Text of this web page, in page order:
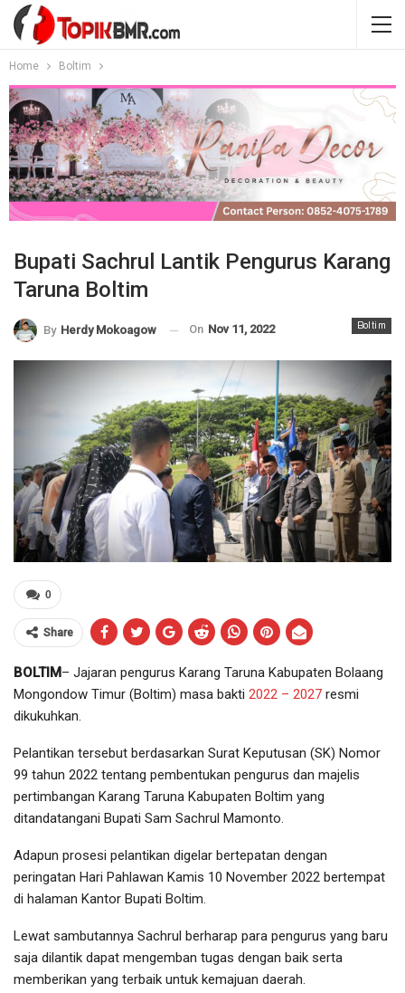
Home Boltim
Bupati Sachrul Lantik Pengurus Karang
Taruna Boltim
Boltim
By Herdy Mokoagow On Nov 11, 2022
0
Share
BOLTIM– Jajaran pengurus Karang Taruna Kabupaten Bolaang
Mongondow Timur (Boltim) masa bakti 2022 – 2027 resmi
dikukuhkan.
Pelantikan tersebut berdasarkan Surat Keputusan (SK) Nomor
99 tahun 2022 tentang pembentukan pengurus dan majelis
pertimbangan Karang Taruna Kabupaten Boltim yang
ditandatangani Bupati Sam Sachrul Mamonto.
Adapun prosesi pelantikan digelar bertepatan dengan
peringatan Hari Pahlawan Kamis 10 November 2022 bertempat
di halaman Kantor Bupati Boltim.
Lewat sambutannya Sachrul berharap para pengurus yang baru
saja dilantik dapat mengemban tugas dengan baik serta
memberikan yang terbaik untuk kemajuan daerah.